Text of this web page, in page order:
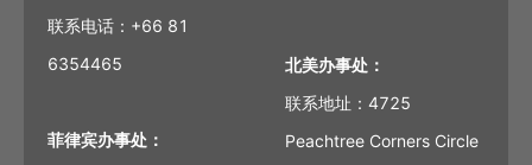
联系电话：+66 81
6354465
菲律宾办事处：
北美办事处：
联系地址：4725
Peachtree Corners Circle